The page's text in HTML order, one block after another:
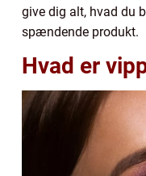
give dig alt, hvad du
spændende produkt.
Hvad er